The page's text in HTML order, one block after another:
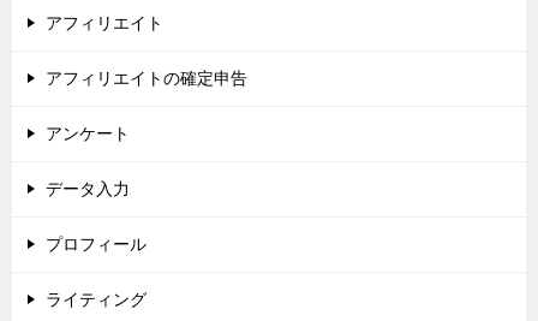
アフィリエイト
アフィリエイトの確定申告
アンケート
データ入力
プロフィール
ライティング